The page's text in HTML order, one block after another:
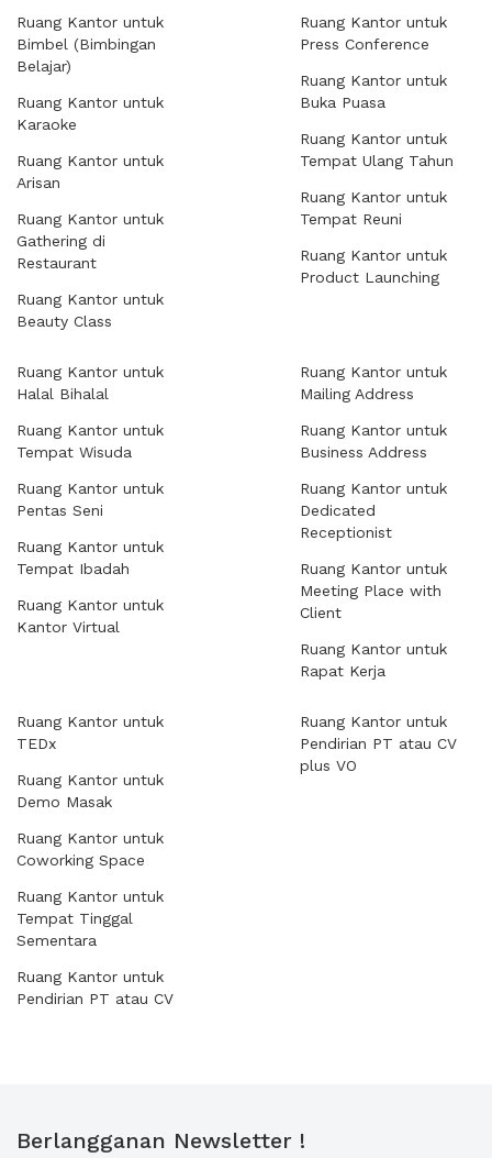
Ruang Kantor untuk
Bimbel (Bimbingan
Belajar)
Ruang Kantor untuk
Karaoke
Ruang Kantor untuk
Arisan
Ruang Kantor untuk
Gathering di
Restaurant
Ruang Kantor untuk
Beauty Class
Ruang Kantor untuk
Press Conference
Ruang Kantor untuk
Buka Puasa
Ruang Kantor untuk
Tempat Ulang Tahun
Ruang Kantor untuk
Tempat Reuni
Ruang Kantor untuk
Product Launching
Ruang Kantor untuk
Halal Bihalal
Ruang Kantor untuk
Tempat Wisuda
Ruang Kantor untuk
Pentas Seni
Ruang Kantor untuk
Tempat Ibadah
Ruang Kantor untuk
Kantor Virtual
Ruang Kantor untuk
Mailing Address
Ruang Kantor untuk
Business Address
Ruang Kantor untuk
Dedicated
Receptionist
Ruang Kantor untuk
Meeting Place with
Client
Ruang Kantor untuk
Rapat Kerja
Ruang Kantor untuk
TEDx
Ruang Kantor untuk
Demo Masak
Ruang Kantor untuk
Coworking Space
Ruang Kantor untuk
Tempat Tinggal
Sementara
Ruang Kantor untuk
Pendirian PT atau CV
Ruang Kantor untuk
Pendirian PT atau CV
plus VO
Berlangganan Newsletter !